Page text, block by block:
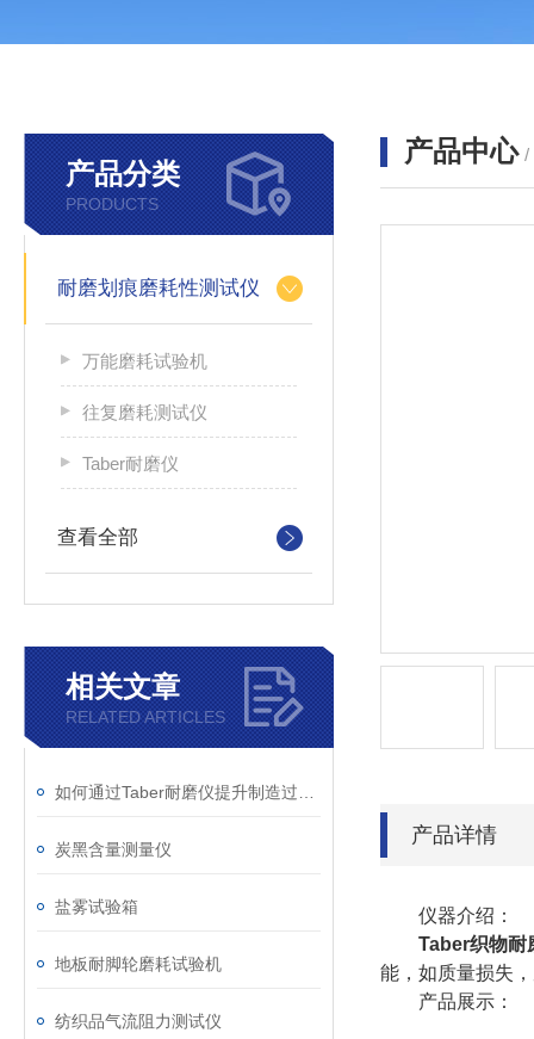
产品分类
PRODUCTS
耐磨划痕磨耗性测试仪
万能磨耗试验机
往复磨耗测试仪
Taber耐磨仪
查看全部
相关文章
RELATED ARTICLES
炭黑含量测量仪
盐雾试验箱
地板耐脚轮磨耗试验机
纺织品气流阻力测试仪
产品中心 /
产品详情
仪器介绍：
Taber织物耐
能，如质量损失
产品展示：